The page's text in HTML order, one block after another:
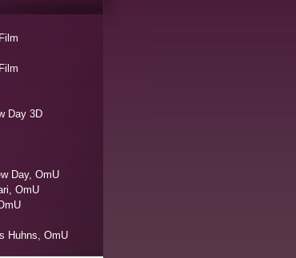
Day 3D
Day, OmU
OmU
Huhns, OmU